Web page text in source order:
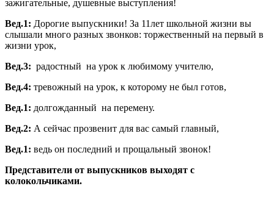
зажигательные, душевные выступления!
Вед.1: Дорогие выпускники! За 11лет школьной жизни вы
слышали много разных звонков: торжественный на первый в
жизни урок,
Вед.3: радостный на урок к любимому учителю,
Вед.4: тревожный на урок, к которому не был готов,
Вед.1: долгожданный на перемену.
Вед.2: А сейчас прозвенит для вас самый главный,
Вед.1: ведь он последний и прощальный звонок!
Представители от выпускников выходят с
колокольчиками.